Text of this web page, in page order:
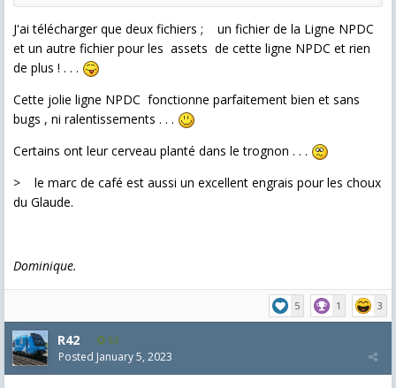
J'ai télécharger que deux fichiers ; un fichier de la Ligne NPDC
et un autre fichier pour les assets de cette ligne NPDC et rien
de plus ! . . .
Cette jolie ligne NPDC fonctionne parfaitement bien et sans
bugs , ni ralentissements . . .
Certains ont leur cerveau planté dans le trognon . . .
> le marc de café est aussi un excellent engrais pour les choux
du Glaude.
Dominique.
5 1 3
R42 52
Posted January 5, 2023